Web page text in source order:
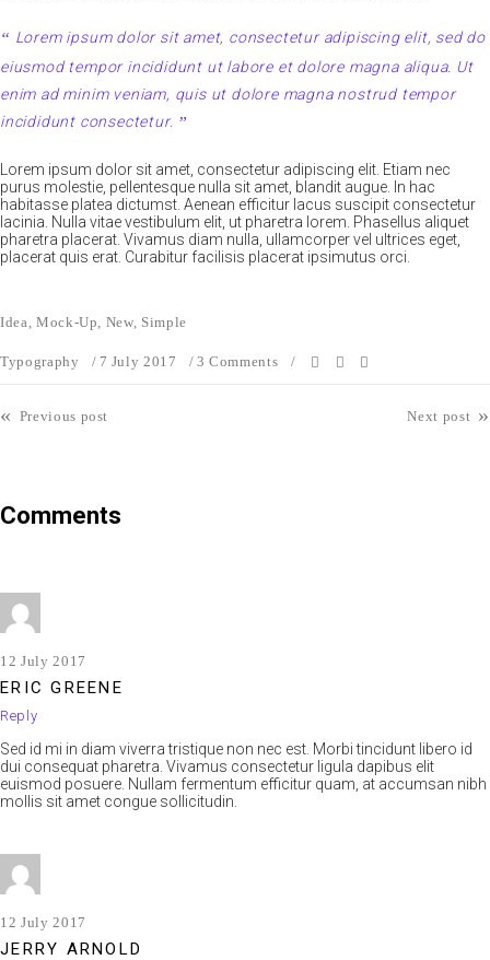
Lorem ipsum dolor sit amet, consectetur adipiscing elit, sed do
eiusmod tempor incididunt ut labore et dolore magna aliqua. Ut
enim ad minim veniam, quis ut dolore magna nostrud tempor
incididunt consectetur.
Lorem ipsum dolor sit amet, consectetur adipiscing elit. Etiam nec
purus molestie, pellentesque nulla sit amet, blandit augue. In hac
habitasse platea dictumst. Aenean efficitur lacus suscipit consectetur
lacinia. Nulla vitae vestibulum elit, ut pharetra lorem. Phasellus aliquet
pharetra placerat. Vivamus diam nulla, ullamcorper vel ultrices eget,
placerat quis erat. Curabitur facilisis placerat ipsimutus orci.
Idea Mock-Up New, Simple
Typography 7 July 2017 3 Comments
« Previous post Next post »
Comments
12 July 2017
ERIC GREENE
Reply
Sed id mi in diam viverra tristique non nec est. Morbi tincidunt libero id
dui consequat pharetra. Vivamus consectetur ligula dapibus elit
euismod posuere. Nullam fermentum efficitur quam, at accumsan nibh
mollis sit amet congue sollicitudin.
12 July 2017
JERRY ARNOLD